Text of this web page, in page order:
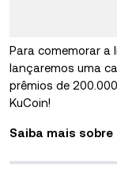
Para comemorar a
lançaremos uma
prêmios de
KuCoin!
Saiba mais sobre